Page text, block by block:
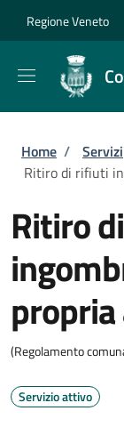
Regione Veneto
Briciole
Home / Servizi
Ritiro di rifiuti
Ritiro
(Regolamento
Servizio attivo